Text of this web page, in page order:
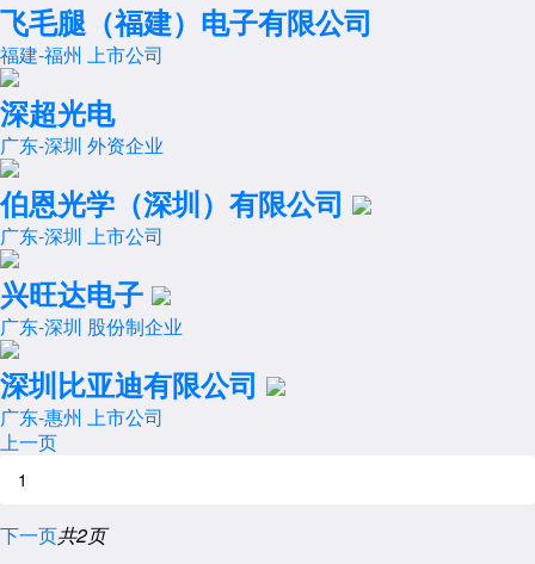
飞毛腿（福建）电子有限公司
福建-福州 上市公司
深超光电
广东-深圳 外资企业
伯恩光学（深圳）有限公司
广东-深圳 上市公司
兴旺达电子
广东-深圳 股份制企业
深圳比亚迪有限公司
广东-惠州 上市公司
上一页
下一页共2页